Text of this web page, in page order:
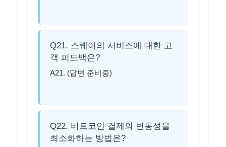
Q21. 스퀘어의 서비스에 대한 고
객 피드백은?
A21. (답변 준비중)
Q22. 비트코인 결제의 변동성을
최소화하는 방법은?